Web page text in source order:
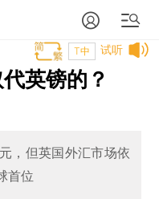
试听
T中
英镑的？
，但英国外汇市场依
首位